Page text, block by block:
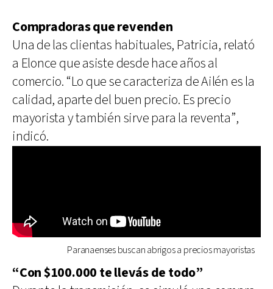
Compradoras que revenden
Una de las clientas habituales, Patricia, relató
a Elonce que asiste desde hace años al
comercio. “Lo que se caracteriza de Ailén es la
calidad, aparte del buen precio. Es precio
mayorista y también sirve para la reventa”,
indicó.
Paranaenses buscan abrigos a precios mayoristas
“Con $100.000 te llevás de todo”